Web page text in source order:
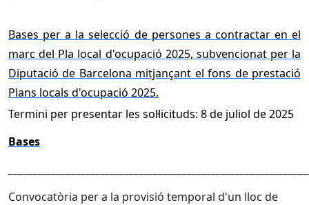
Bases per a la selecció de persones a contractar en el
marc del Pla local d'ocupació 2025, subvencionat per la
Diputació de Barcelona mitjançant el fons de prestació
Plans locals d'ocupació 2025.
Termini per presentar les sol·licituds: 8 de juliol de 2025
Bases
Convocatòria per a la provisió temporal d'un lloc de